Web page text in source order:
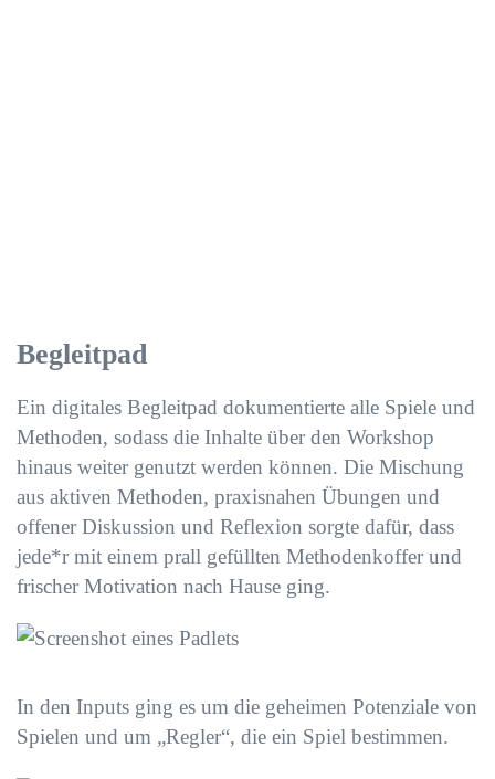
Begleitpad
Ein digitales Begleitpad dokumentierte alle Spiele und
Methoden, sodass die Inhalte über den Workshop
hinaus weiter genutzt werden können. Die Mischung
aus aktiven Methoden, praxisnahen Übungen und
offener Diskussion und Reflexion sorgte dafür, dass
jede*r mit einem prall gefüllten Methodenkoffer und
frischer Motivation nach Hause ging.
In den Inputs ging es um die geheimen Potenziale von
Spielen und um „Regler“, die ein Spiel bestimmen.